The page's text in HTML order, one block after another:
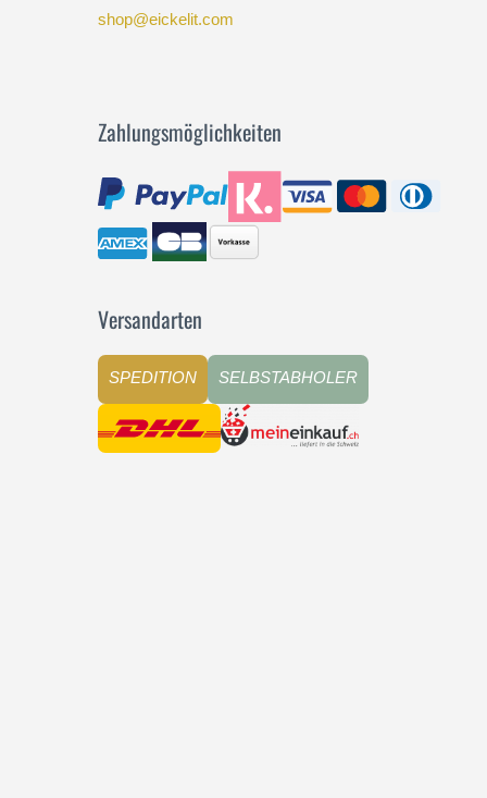
shop@eickelit.com
Zahlungsmöglichkeiten
Versandarten
SPEDITION SELBSTABHOLER